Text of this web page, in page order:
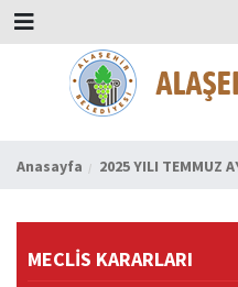
BAŞKAN
ALAŞEHİR
HABERLER
İHALELER
DUYURULAR
KURUMSAL
ALAŞEHİR
FAYDALI ADRESLER
iLETİŞİM
Anasayfa 2025 YILI TEMMUZ
MECLİS KARARLARI